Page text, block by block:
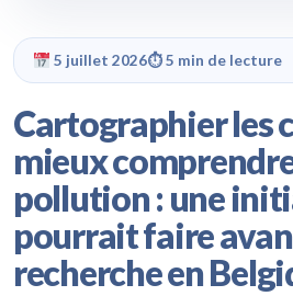
5 juillet 2026⏱ 5 min de lecture
Cartographier les
mieux
pollution : une
pourrait faire
recherche en